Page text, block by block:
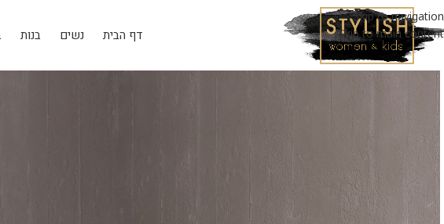
Skip to navigation
Skip to main content
דף הבית נשים בנות